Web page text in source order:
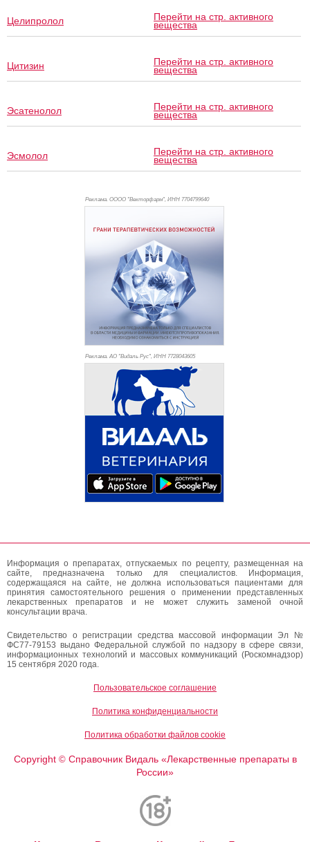
Целипролол Перейти на стр. активного
вещества
Цитизин Перейти на стр. активного
вещества
Эсатенолол Перейти на стр. активного
вещества
Эсмолол Перейти на стр. активного
вещества
Реклама. ОООО "Векторфарм", ИНН 7704799640
Реклама. АО "Видаль Рус", ИНН 7728043605
Информация о препаратах, отпускаемых по рецепту, размещенная на
сайте, предназначена только для специалистов. Информация,
содержащаяся на сайте, не должна использоваться пациентами для
принятия самостоятельного решения о применении представленных
лекарственных препаратов и не может служить заменой очной
консультации врача.
Свидетельство о регистрации средства массовой информации Эл №
ФС77-79153 выдано Федеральной службой по надзору в сфере связи,
информационных технологий и массовых коммуникаций (Роскомнадзор)
15 сентября 2020 года.
Пользовательское соглашение
Политика конфиденциальности
Политика обработки файлов cookie
Copyright ©Справочник Видаль «Лекарственные препараты в
России»